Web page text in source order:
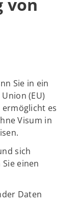
Sie in ein
(EU)
ermöglicht es
Visum in
sich
einen
Daten